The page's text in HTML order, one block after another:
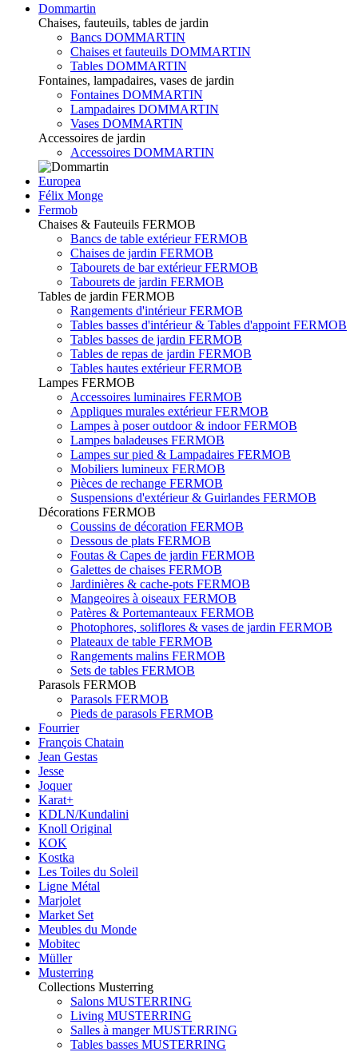
Dommartin
Chaises, fauteuils, tables de jardin
Bancs DOMMARTIN
Chaises et fauteuils DOMMARTIN
Tables DOMMARTIN
Fontaines, lampadaires, vases de jardin
Fontaines DOMMARTIN
Lampadaires DOMMARTIN
Vases DOMMARTIN
Accessoires de jardin
Accessoires DOMMARTIN
Europea
Félix Monge
Fermob
Chaises & Fauteuils FERMOB
Bancs de table extérieur FERMOB
Chaises de jardin FERMOB
Tabourets de bar extérieur FERMOB
Tabourets de jardin FERMOB
Tables de jardin FERMOB
Rangements d'intérieur FERMOB
Tables basses d'intérieur & Tables d'appoint FERMOB
Tables basses de jardin FERMOB
Tables de repas de jardin FERMOB
Tables hautes extérieur FERMOB
Lampes FERMOB
Accessoires luminaires FERMOB
Appliques murales extérieur FERMOB
Lampes à poser outdoor & indoor FERMOB
Lampes baladeuses FERMOB
Lampes sur pied & Lampadaires FERMOB
Mobiliers lumineux FERMOB
Pièces de rechange FERMOB
Suspensions d'extérieur & Guirlandes FERMOB
Décorations FERMOB
Coussins de décoration FERMOB
Dessous de plats FERMOB
Foutas & Capes de jardin FERMOB
Galettes de chaises FERMOB
Jardinières & cache-pots FERMOB
Mangeoires à oiseaux FERMOB
Patères & Portemanteaux FERMOB
Photophores, soliflores & vases de jardin FERMOB
Plateaux de table FERMOB
Rangements malins FERMOB
Sets de tables FERMOB
Parasols FERMOB
Parasols FERMOB
Pieds de parasols FERMOB
Fourrier
François Chatain
Jean Gestas
Jesse
Joquer
Karat+
KDLN/Kundalini
Knoll Original
KOK
Kostka
Les Toiles du Soleil
Ligne Métal
Marjolet
Market Set
Meubles du Monde
Mobitec
Müller
Musterring
Collections Musterring
Salons MUSTERRING
Living MUSTERRING
Salles à manger MUSTERRING
Tables basses MUSTERRING